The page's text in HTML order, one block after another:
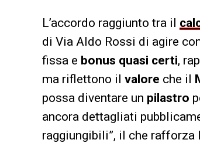
L’accordo raggiunto tra il
di Via Aldo Rossi di agire
fissa e bonus quasi certi,
ma riflettono il valore che il
possa diventare un pilastro
ancora dettagliati
raggiungibili”, il che rafforza